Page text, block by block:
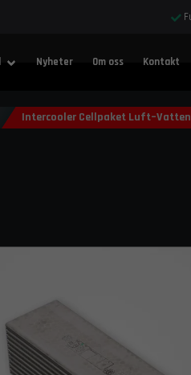
Nyheter Om oss Kontakt
Intercooler Cellpaket Luft–Vatten